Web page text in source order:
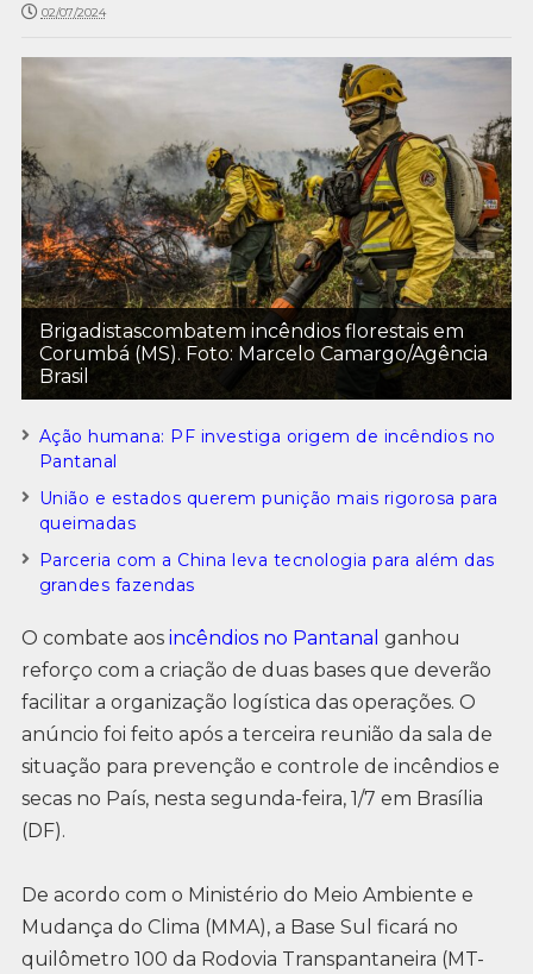
02/07/2024
Brigadistascombatem incêndios florestais em
Corumbá (MS). Foto: Marcelo Camargo/Agência
Brasil
Ação humana: PF investiga origem de incêndios no
Pantanal
União e estados querem punição mais rigorosa para
queimadas
Parceria com a China leva tecnologia para além das
grandes fazendas
O combate aos incêndios no Pantanal ganhou
reforço com a criação de duas bases que deverão
facilitar a organização logística das operações. O
anúncio foi feito após a terceira reunião da sala de
situação para prevenção e controle de incêndios e
secas no País, nesta segunda-feira, 1/7 em Brasília
(DF).
De acordo com o Ministério do Meio Ambiente e
Mudança do Clima (MMA), a Base Sul ficará no
quilômetro 100 da Rodovia Transpantaneira (MT-